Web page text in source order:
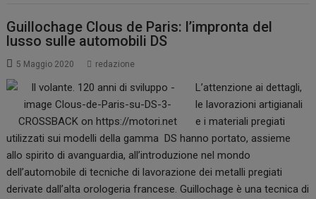
Guillochage Clous de Paris: l’impronta del
lusso sulle automobili DS
5 Maggio 2020 redazione
L’attenzione ai dettagli,
le lavorazioni artigianali
e i materiali pregiati
utilizzati sui modelli della gamma DS hanno portato, assieme
allo spirito di avanguardia, all’introduzione nel mondo
dell’automobile di tecniche di lavorazione dei metalli pregiati
derivate dall’alta orologeria francese. Guillochage è una tecnica di